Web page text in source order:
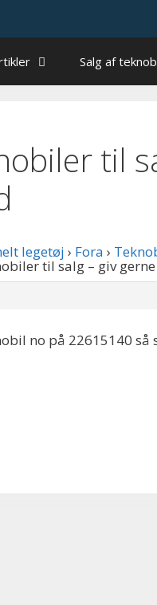
Salg af
til
legetøj › Fora ›
til salg – giv
no på 22615140 så